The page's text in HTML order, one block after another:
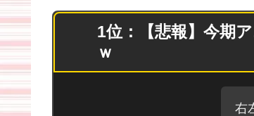
1位：【悲報】今期
ｗ
右